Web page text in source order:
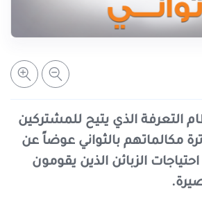
التعرفة الذي يتيح للمشتركين
مكالماتهم بالثواني عوضاً عن
الزبائن الذين يقومون